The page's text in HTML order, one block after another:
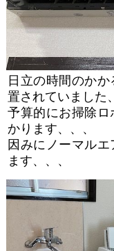
日立の時間のか
置されていました
予算的にお掃除
かります、、、
因みにノーマル
ます、、、